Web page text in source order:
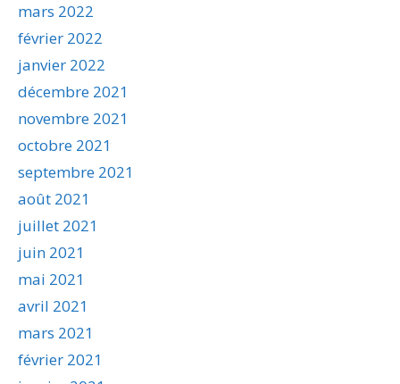
mars 2022
février 2022
janvier 2022
décembre 2021
novembre 2021
octobre 2021
septembre 2021
août 2021
juillet 2021
juin 2021
mai 2021
avril 2021
mars 2021
février 2021